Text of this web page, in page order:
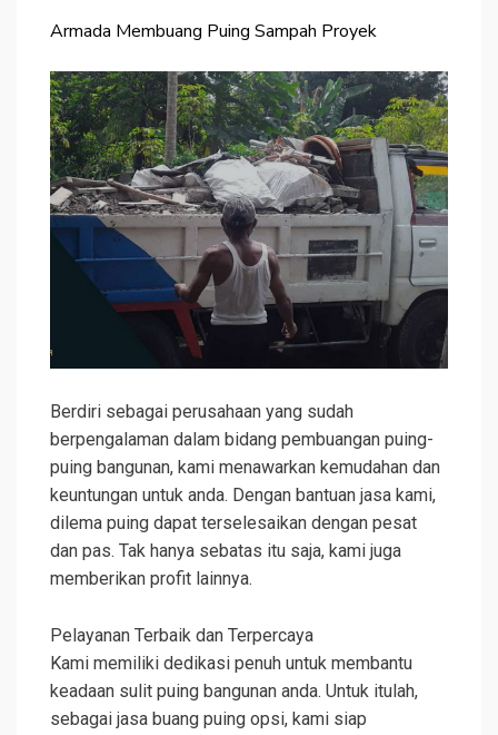
Armada Membuang Puing Sampah Proyek
Berdiri sebagai perusahaan yang sudah
berpengalaman dalam bidang pembuangan puing-
puing bangunan, kami menawarkan kemudahan dan
keuntungan untuk anda. Dengan bantuan jasa kami,
dilema puing dapat terselesaikan dengan pesat
dan pas. Tak hanya sebatas itu saja, kami juga
memberikan profit lainnya.
Pelayanan Terbaik dan Terpercaya
Kami memiliki dedikasi penuh untuk membantu
keadaan sulit puing bangunan anda. Untuk itulah,
sebagai jasa buang puing opsi, kami siap